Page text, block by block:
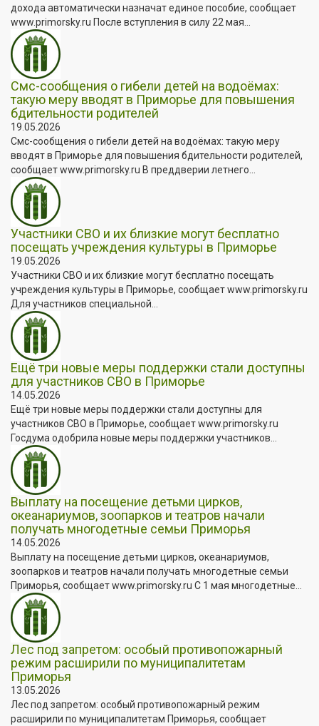
дохода автоматически назначат единое пособие, сообщает
www.primorsky.ru После вступления в силу 22 мая...
Смс-сообщения о гибели детей на водоёмах:
такую меру вводят в Приморье для повышения
бдительности родителей
19.05.2026
Смс-сообщения о гибели детей на водоёмах: такую меру
вводят в Приморье для повышения бдительности родителей,
сообщает www.primorsky.ru В преддверии летнего...
Участники СВО и их близкие могут бесплатно
посещать учреждения культуры в Приморье
19.05.2026
Участники СВО и их близкие могут бесплатно посещать
учреждения культуры в Приморье, сообщает www.primorsky.ru
Для участников специальной...
Ещё три новые меры поддержки стали доступны
для участников СВО в Приморье
14.05.2026
Ещё три новые меры поддержки стали доступны для
участников СВО в Приморье, сообщает www.primorsky.ru
Госдума одобрила новые меры поддержки участников...
Выплату на посещение детьми цирков,
океанариумов, зоопарков и театров начали
получать многодетные семьи Приморья
14.05.2026
Выплату на посещение детьми цирков, океанариумов,
зоопарков и театров начали получать многодетные семьи
Приморья, сообщает www.primorsky.ru С 1 мая многодетные...
Лес под запретом: особый противопожарный
режим расширили по муниципалитетам
Приморья
13.05.2026
Лес под запретом: особый противопожарный режим
расширили по муниципалитетам Приморья, сообщает